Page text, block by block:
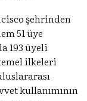
şehrinden
51 üye
193 üyeli
ilkeleri
kullanımının